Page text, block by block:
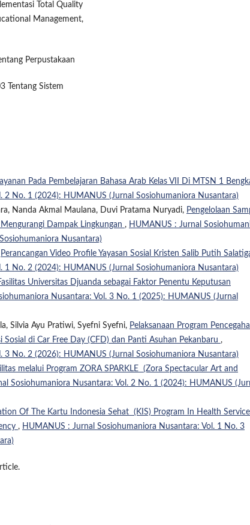
Total Quality
Management,
Perpustakaan
Tentang Sistem
Pada Pembelajaran Bahasa Arab Kelas VII Di MTSN 1
2 No. 1 (2024): HUMANUS (Jurnal Sosiohumaniora Nusantara)
Nanda Akmal Maulana, Duvi Pratama Nuryadi, Pengelolaan
Dampak Lingkungan , HUMANUS : Jurnal
Nusantara)
Perancangan Video Profile Yayasan Sosial Kristen Salib Putih
1 No. 2 (2024): HUMANUS (Jurnal Sosiohumaniora Nusantara)
Universitas Djuanda sebagai Faktor Penentu Keputusan
Nusantara: Vol. 3 No. 1 (2025): HUMANUS (Jurnal
Silvia Ayu Pratiwi, Syefni Syefni, Pelaksanaan Program
di Car Free Day (CFD) dan Panti Asuhan Pekanbaru ,
3 No. 2 (2026): HUMANUS (Jurnal Sosiohumaniora Nusantara)
melalui Program ZORA SPARKLE (Zora Spectacular Art and
Sosiohumaniora Nusantara: Vol. 2 No. 1 (2024): HUMANUS
Of The Kartu Indonesia Sehat (KIS) Program In Health
, HUMANUS : Jurnal Sosiohumaniora Nusantara: Vol. 1 No. 3